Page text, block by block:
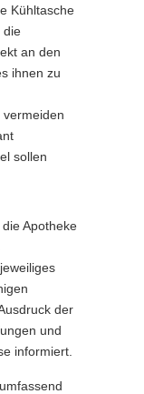
Kühltasche
die
an den
ihnen zu
vermeiden
sollen
Apotheke
der
und
informiert.